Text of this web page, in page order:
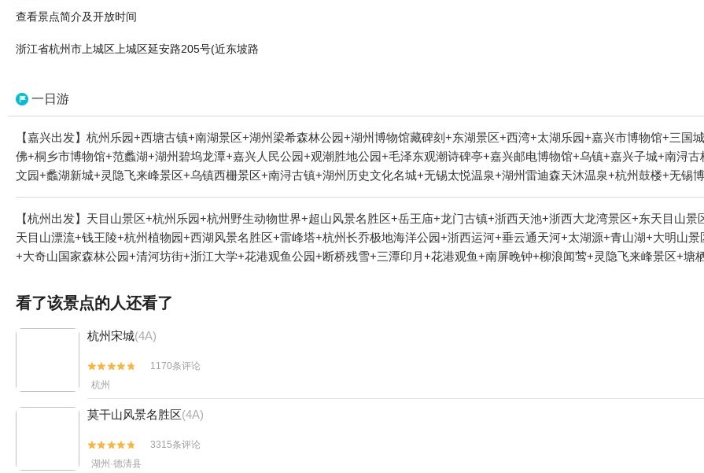
查看景点简介及开放时间
浙江省杭州市上城区上城区延安路205号(近东坡路
一日游
【嘉兴出发】杭州乐园+西塘古镇+南湖景区+湖州梁希森林公园+湖州博物馆藏碑刻+东湖景区+西湾+太湖乐园+嘉兴市博物馆+三国
佛+桐乡市博物馆+范蠡湖+湖州碧坞龙潭+嘉兴人民公园+观潮胜地公园+毛泽东观潮诗碑亭+嘉兴邮电博物馆+乌镇+嘉兴子城+南浔
文园+蠡湖新城+灵隐飞来峰景区+乌镇西栅景区+南浔古镇+湖州历史文化名城+无锡太悦温泉+湖州雷迪森天沐温泉+杭州鼓楼+无锡
山钱江观潮城+桐乡红杉邨景区+无锡长泾老街+杭州酒家+杭州剧院+嘉兴清池温泉+无锡农博园+湖州太湖月亮温泉+无锡市钱园景
源陶吧+湖州鸟之家户外庄园+无锡金龙草莓园+无锡海洋馆+无锡市体育中心+无锡江南大学+无锡气球乐园+观蠡湖高尔夫+君雅皮
生态园+禅意小镇·拈花湾+无锡太湖游船+无锡本地玩乐+无锡交通卡+无锡演艺剧院-已下线+蠡湖沙雕+西塘本地玩乐+中视无锡影视
西塘越里+中国邮政(乌镇邮局)+嘉兴欢乐世界+湖州影视城+杭州宋城+嘉兴海底世界+无锡萌哆啦乐园+无锡旅行跟拍+太湖龙之梦乐
带-盐官芳草地房车营地+海宁盐官旅游度假区+湖州小市河探索游+飞来峰+无锡明星动物园+龙之梦国际大马戏+湖州(莫干山)龙出没
古镇)+南浔古镇游船+西栅夜游+太湖龙之梦《醉美太湖》演出+濮院时尚古镇+龙之梦快乐农场+太湖+太湖龙之梦冰雪世界+三国水
+嘉兴画院+灵隐飞来峰-凉亭+嘉兴美术馆+无锡MINI梦多多+【湖州】《南浔之境寻秘森林》展览+无锡太湖植物园+盐官潮乐之城+
剧场+龙之梦东方盆景园1日游
【杭州出发】天目山景区+杭州乐园+杭州野生动物世界+超山风景名胜区+岳王庙+龙门古镇+浙西天池+浙西大龙湾景区+东天目山
天目山漂流+钱王陵+杭州植物园+西湖风景名胜区+雷峰塔+杭州长乔极地海洋公园+浙西运河+垂云通天河+太湖源+青山湖+大明山
+大奇山国家森林公园+清河坊街+浙江大学+花港观鱼公园+断桥残雪+三潭印月+花港观鱼+南屏晚钟+柳浪闻莺+灵隐飞来峰景区+塘
雪场+七里扬帆+杭州花圃+浙西三峡+杭州体育馆+浙西大草原+杭州酒家+杭州剧院+钱王祠+西溪草堂+临安碧雪湖山庄+临安碧雪湖
大自然农家乐+天目山野味馆+天目山上海之家+杭州大剧院+西溪湿地印象摇橹船+龙井茶室+西溪庄园+瑶琳国家森林公园+猎鹰CS
+西湖文化广场+纳米租车（杭州）+西湖游船+临安火星兔+大奇山疯狂森林主题乐园+西溪天堂商业街+天目山大树王景区+花港公园
+杭州长乔吉泡泡乐园+良渚博物院+青芝坞+浙江省人民大会堂+浙江大学之江校区+西溪森林温泉度假村+杭州西湖博物馆(总馆)+杭
长乔亲子乐园+杭州乐活岛+西湖外事游船+OMG心跳乐园+浙江美术馆+三渡鹿营户外营地+浙江省科技馆+飞来峰+大奇山魔幻乐园+
+杭州灵山景区+灵隐飞来峰-凉亭+西湖龙井茶+雷峰塔藕香居+西溪城市文化公园+浙江西湖美术馆+西湖龙井山园+临安十门峡雪域
看了该景点的人还看了
杭州宋城(4A)


1170条评论
杭州
莫干山风景名胜区(4A)


3315条评论
湖州·德清县